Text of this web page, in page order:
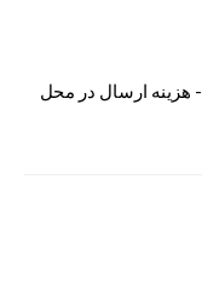
هزینه ارسال در محل